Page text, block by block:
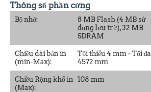
Thông số phần cứng
Bộ nhớ:
8 MB Flash (4 MB sử
dụng lưu trữ), 32 MB
SDRAM
Chiều dài bản in
(min-Max):
Tối thiểu 4 mm - Tối đa
4572 mm
Chiều Rộng khổ in
(Max):
108 mm